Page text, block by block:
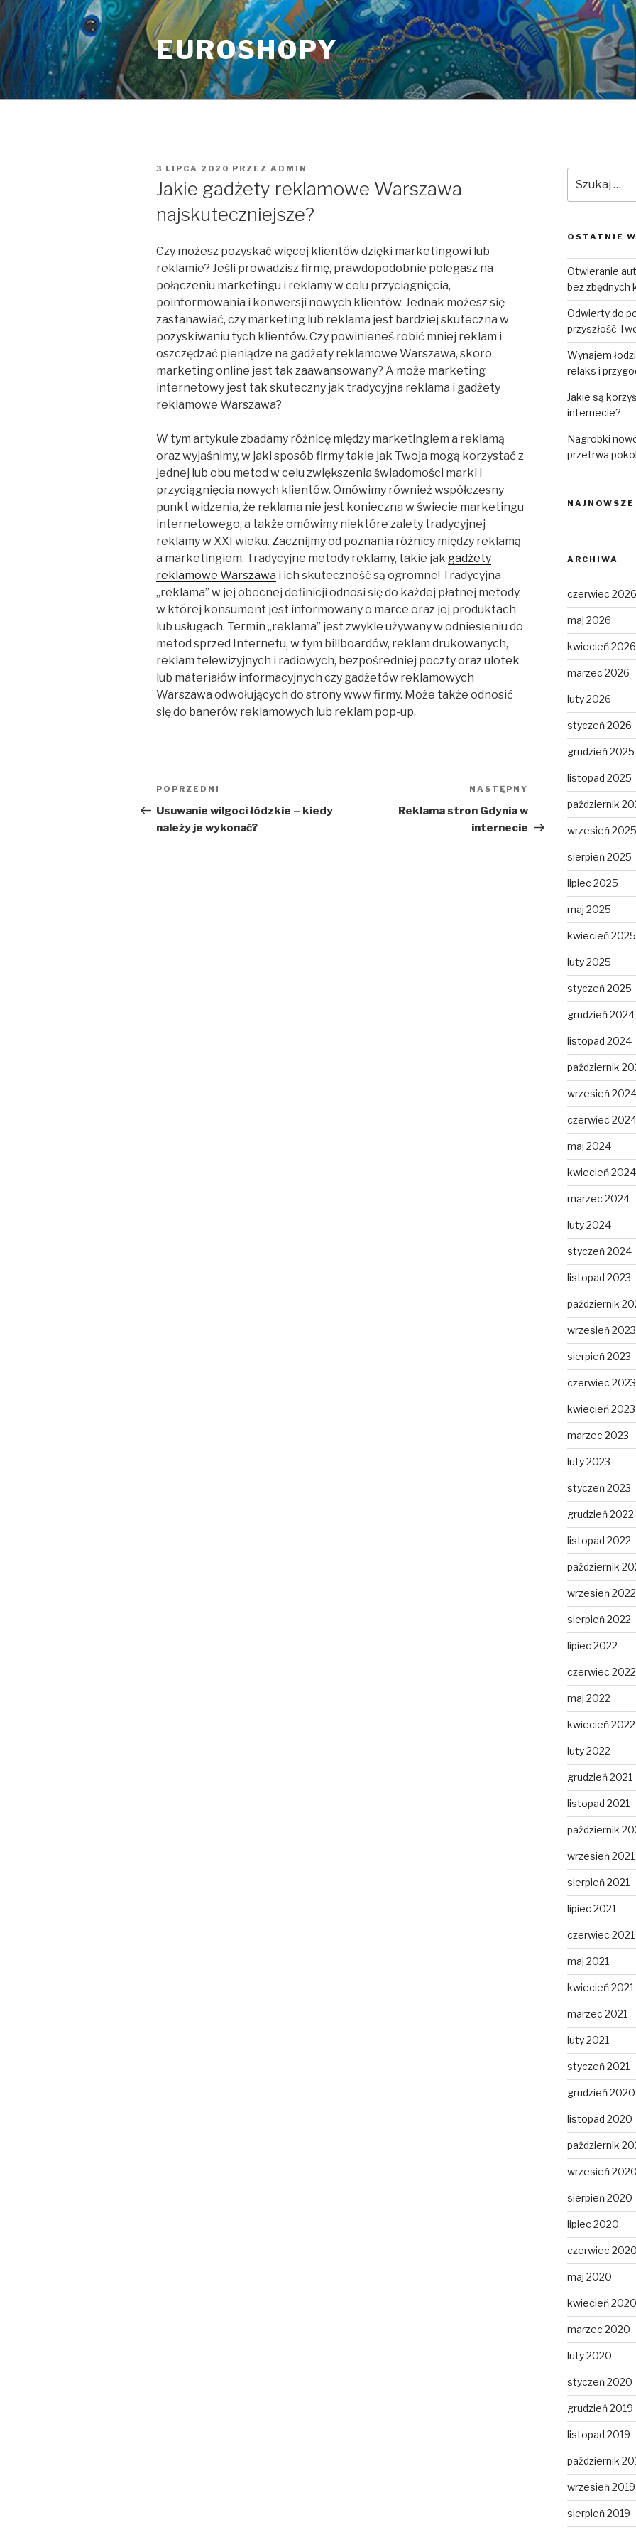
Przeskocz
do
treści
EUROSHOPY
OPUBLIKOWANE
3 LIPCA 2020 PRZEZ ADMIN
Jakie gadżety reklamowe Warszawa
najskuteczniejsze?
Czy możesz pozyskać więcej klientów dzięki marketingowi lub
reklamie? Jeśli prowadzisz firmę, prawdopodobnie polegasz na
połączeniu marketingu i reklamy w celu przyciągnięcia,
poinformowania i konwersji nowych klientów. Jednak możesz się
zastanawiać, czy marketing lub reklama jest bardziej skuteczna w
pozyskiwaniu tych klientów. Czy powinieneś robić mniej reklam i
oszczędzać pieniądze na gadżety reklamowe Warszawa, skoro
marketing online jest tak zaawansowany? A może marketing
internetowy jest tak skuteczny jak tradycyjna reklama i gadżety
reklamowe Warszawa?
W tym artykule zbadamy różnicę między marketingiem a reklamą
oraz wyjaśnimy, w jaki sposób firmy takie jak Twoja mogą korzystać z
jednej lub obu metod w celu zwiększenia świadomości marki i
przyciągnięcia nowych klientów. Omówimy również współczesny
punkt widzenia, że ​​reklama nie jest konieczna w świecie marketingu
internetowego, a także omówimy niektóre zalety tradycyjnej
reklamy w XXI wieku. Zacznijmy od poznania różnicy między reklamą
a marketingiem. Tradycyjne metody reklamy, takie jak gadżety
reklamowe Warszawa i ich skuteczność są ogromne! Tradycyjna
„reklama” w jej obecnej definicji odnosi się do każdej płatnej metody,
w której konsument jest informowany o marce oraz jej produktach
lub usługach. Termin „reklama” jest zwykle używany w odniesieniu do
metod sprzed Internetu, w tym billboardów, reklam drukowanych,
reklam telewizyjnych i radiowych, bezpośredniej poczty oraz ulotek
lub materiałów informacyjnych czy gadżetów reklamowych
Warszawa odwołujących do strony www firmy. Może także odnosić
się do banerów reklamowych lub reklam pop-up.
Nawigacja
wpisu
Poprzedni
wpis
POPRZEDNI
Usuwanie wilgoci łódzkie – kiedy
należy je wykonać?
Następny
wpis
NASTĘPNY
Reklama stron Gdynia w
internecie
OSTATNIE
Otwieranie
bez
Odwierty do
przyszłość
Wynajem
relaks i
Jakie są
internecie?
Nagrobki
przetrwa
ARCHIWA
czerwiec 2026
maj 2026
kwiecień 2026
marzec 2026
luty 2026
styczeń 2026
grudzień 2025
listopad 2025
październik
wrzesień 2025
sierpień 2025
lipiec 2025
maj 2025
kwiecień 2025
luty 2025
styczeń 2025
grudzień 2024
listopad 2024
październik
wrzesień 2024
czerwiec 2024
maj 2024
kwiecień 2024
marzec 2024
luty 2024
styczeń 2024
listopad 2023
październik
wrzesień 2023
sierpień 2023
czerwiec 2023
kwiecień 2023
marzec 2023
luty 2023
styczeń 2023
grudzień 2022
listopad 2022
październik
wrzesień 2022
sierpień 2022
lipiec 2022
czerwiec 2022
maj 2022
kwiecień 2022
luty 2022
grudzień 2021
listopad 2021
październik
wrzesień 2021
sierpień 2021
lipiec 2021
czerwiec 2021
maj 2021
kwiecień 2021
marzec 2021
luty 2021
styczeń 2021
grudzień 2020
listopad 2020
październik
wrzesień
sierpień 2020
lipiec 2020
czerwiec
maj 2020
kwiecień 2020
marzec 2020
luty 2020
styczeń 2020
grudzień 2019
listopad 2019
październik
wrzesień 2019
sierpień 2019